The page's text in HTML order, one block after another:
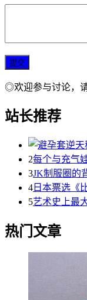
◎欢迎参与讨论，
站长推荐
2每个与充气
3JK制服圈的
4 日本票选《
5艺术史上最
热门文章